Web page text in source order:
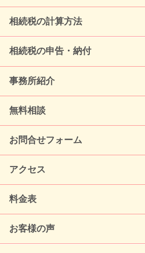
相続税の計算方法
相続税の申告・納付
事務所紹介
無料相談
お問合せフォーム
アクセス
料金表
お客様の声